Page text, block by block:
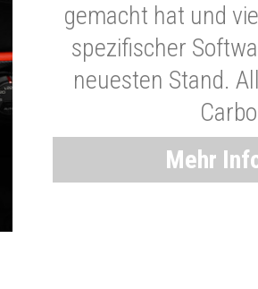
gemacht hat und
spezifischer
neuesten Stand.
Mehr